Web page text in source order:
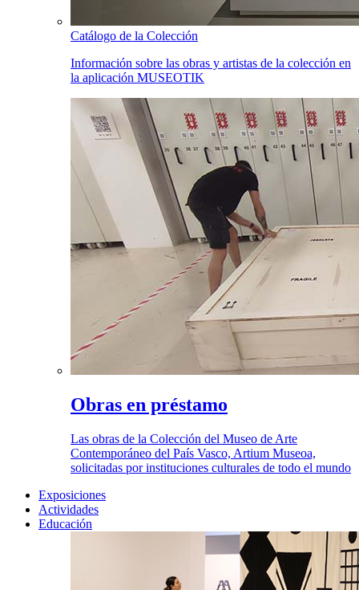
Catálogo de la Colección
Información sobre las obras y artistas de la colección en
la aplicación MUSEOTIK
Obras en préstamo
Las obras de la Colección del Museo de Arte
Contemporáneo del País Vasco, Artium Museoa,
solicitadas por instituciones culturales de todo el mundo
Exposiciones
Actividades
Educación